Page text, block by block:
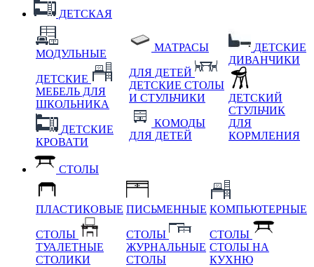
ДЕТСКАЯ
МОДУЛЬНЫЕ
ДЕТСКИЕ
МЕБЕЛЬ ДЛЯ
ШКОЛЬНИКА
ДЕТСКИЕ
КРОВАТИ
МАТРАСЫ
ДЛЯ ДЕТЕЙ
ДЕТСКИЕ СТОЛЫ
И СТУЛЬЧИКИ
КОМОДЫ
ДЛЯ ДЕТЕЙ
ДЕТСКИЕ
ДИВАНЧИКИ
ДЕТСКИЙ
СТУЛЬЧИК
ДЛЯ
КОРМЛЕНИЯ
СТОЛЫ
ПЛАСТИКОВЫЕ
СТОЛЫ
ТУАЛЕТНЫЕ
СТОЛИКИ
ПИСЬМЕННЫЕ
СТОЛЫ
ЖУРНАЛЬНЫЕ
СТОЛЫ
КОМПЬЮТЕРНЫЕ
СТОЛЫ
СТОЛЫ НА
КУХНЮ